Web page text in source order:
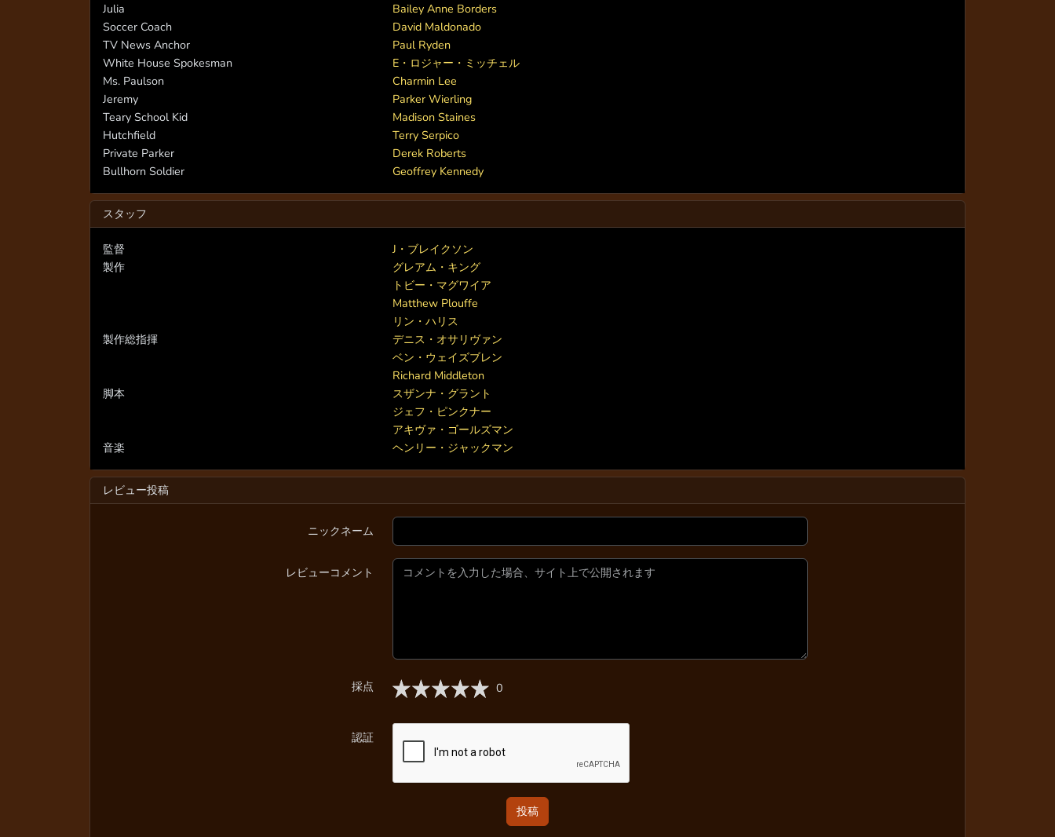
Julia
Bailey Anne Borders
Soccer Coach
David Maldonado
TV News Anchor
Paul Ryden
White House Spokesman
E・ロジャー・ミッチェル
Ms. Paulson
Charmin Lee
Jeremy
Parker Wierling
Teary School Kid
Madison Staines
Hutchfield
Terry Serpico
Private Parker
Derek Roberts
Bullhorn Soldier
Geoffrey Kennedy
スタッフ
監督
J・ブレイクソン
製作
グレアム・キング
トビー・マグワイア
Matthew Plouffe
リン・ハリス
製作総指揮
デニス・オサリヴァン
ベン・ウェイズブレン
Richard Middleton
脚本
スザンナ・グラント
ジェフ・ピンクナー
アキヴァ・ゴールズマン
音楽
ヘンリー・ジャックマン
レビュー投稿
ニックネーム
レビューコメント
採点 0
認証